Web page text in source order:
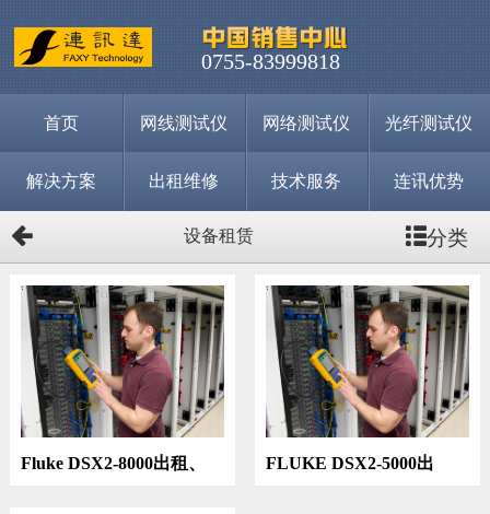
0755-83999818
首页 网线测试仪 网络测试仪 光纤测试仪
解决方案 出租维修 技术服务 连讯优势
设备租赁 分类
Fluke DSX2-8000出租、
FLUKE DSX2-5000出